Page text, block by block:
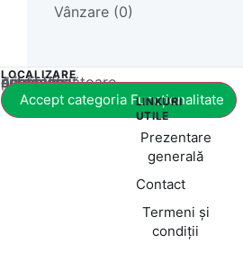
Vânzare (0)
LOCALIZARE
Acest conținut este blocat până când acceptați categoria corespunzătoare de cookie-uri.
Accept categoria Funcționalitate
LINKURI
UTILE
Prezentare
generală
Contact
Termeni și
condiții